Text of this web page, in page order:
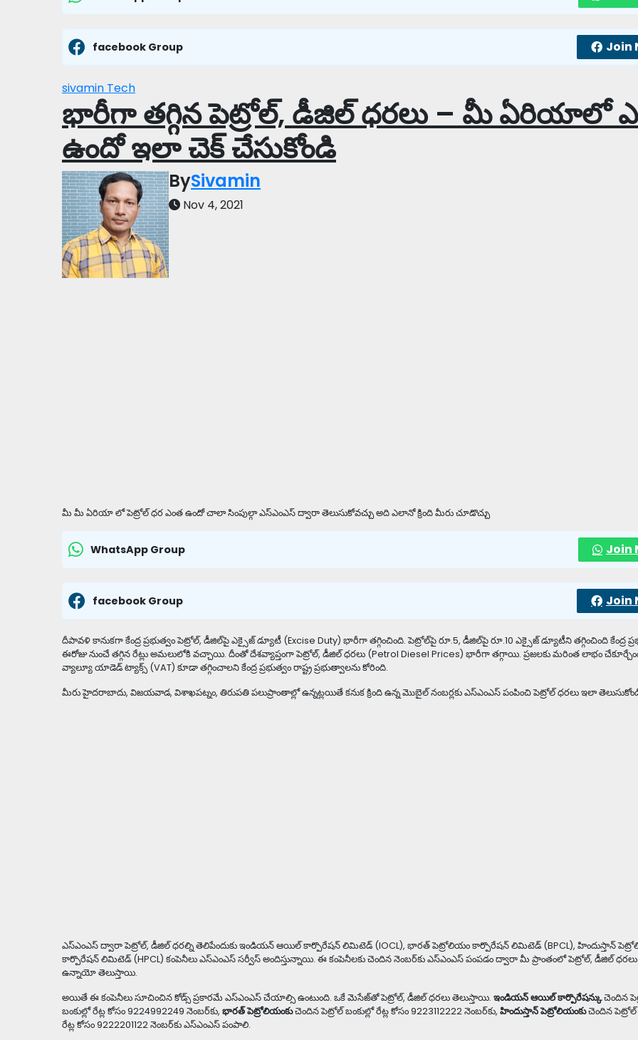
facebook Group Join
sivamin Tech
భారీగా తగ్గిన పెట్రోల్, డీజిల్ ధరలు – మీ ఏరియాలో
ఉందో ఇలా చెక్ చేసుకోండి
BySivamin
Nov 4, 2021
మీ మీ ఏరియా లో పెట్రోల్ ధర ఎంత ఉందో చాలా సింపుల్గా ఎస్ఎంఎస్ ద్వారా తెలుసుకోవచ్చు అది ఎలానో క్రింది మీరు చూడొచ్చు
WhatsApp Group Join
facebook Group Join
దీపావళి కానుకగా కేంద్ర ప్రభుత్వం పెట్రోల్, డీజిల్‌పై ఎక్సైజ్ డ్యూటీ (Excise Duty) భారీగా తగ్గించింది. పెట్రోల్‌పై రూ.5, డీజిల్‌పై రూ.10 ఎక్సైజ్ డ్యూటీని తగ్గించింది కేంద్ర
ఈరోజు నుంచే తగ్గిన రేట్లు అమలులోకి వచ్చాయి. దీంతో దేశవ్యాప్తంగా పెట్రోల్, డీజిల్ ధరలు (Petrol Diesel Prices) భారీగా తగ్గాయి. ప్రజలకు మరింత లాభం
వ్యాల్యూ యాడెడ్ ట్యాక్స్ (VAT) కూడా తగ్గించాలని కేంద్ర ప్రభుత్వం రాష్ట్ర ప్రభుత్వాలను కోరింది.
మీరు హైదరాబాదు, విజయవాడ, విశాఖపట్నం, తిరుపతి పలుప్రాంతాల్లో ఉన్నట్లయితే కనుక క్రింది ఉన్న మొబైల్ నంబర్లకు ఎస్ఎంఎస్ పంపించి పెట్రోల్ ధరలు ఇలా
ఎస్ఎంఎస్ ద్వారా పెట్రోల్, డీజిల్ ధరల్ని తెలిపేందుకు ఇండియన్ ఆయిల్ కార్పొరేషన్ లిమిటెడ్ (IOCL), భారత్ పెట్రోలియం కార్పొరేషన్ లిమిటెడ్ (BPCL), హిందుస్తాన్
కార్పొరేషన్ లిమిటెడ్ (HPCL) కంపెనీలు ఎస్ఎంఎస్ సర్వీస్ అందిస్తున్నాయి. ఈ కంపెనీలకు చెందిన నెంబర్‌కు ఎస్ఎంఎస్ పంపడం ద్వారా మీ ప్రాంతంలో పెట్రోల్, డీజిల్
ఉన్నాయో తెలుస్తాయి.
అయితే ఈ కంపెనీలు సూచించిన కోడ్స్ ప్రకారమే ఎస్ఎంఎస్ చేయాల్సి ఉంటుంది. ఒకే మెసేజ్‌తో పెట్రోల్, డీజిల్ ధరలు తెలుస్తాయి. ఇండియన్ ఆయిల్ కార్పొరేషన్కుచెందిన
బంకుల్లో రేట్ల కోసం 9224992249 నెంబర్‌కు, భారత్ పెట్రోలియంకుచెందిన పెట్రోల్ బంకుల్లో రేట్ల కోసం 9223112222 నెంబర్‌కు, హిందుస్తాన్ పెట్రోలియంకుచెందిన పెట్రోల్
రేట్ల కోసం 9222201122 నెంబర్‌కు ఎస్ఎంఎస్ పంపాలి.